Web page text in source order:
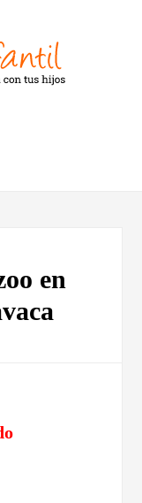
en